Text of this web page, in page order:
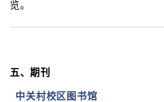
览。
五、期刊
中关村校区图书馆